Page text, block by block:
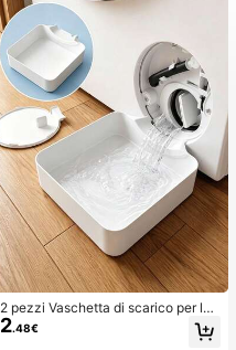
2 pezzi Vaschetta di scarico per lav
atrice, Tappetino di protezione imp
ermeabile per pavimento della lava
2.48€